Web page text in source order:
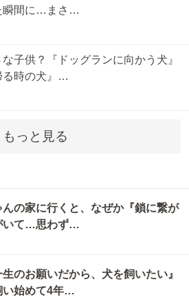
瞬間に…まさ…
子供？『ドッグランに向かう犬』
る時の犬』…
もっと見る
んの家に行くと、なぜか『鎖に繋が
いて…思わず…
のお願いだから、犬を飼いたい』
始めて4年…